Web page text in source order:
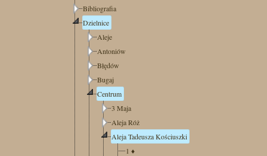
Bibliografia
Dzielnice
Aleje
Antoniów
Błędów
Bugaj
Centrum
3 Maja
Aleja Róż
Aleja Tadeusza Kościuszki
1 ♦